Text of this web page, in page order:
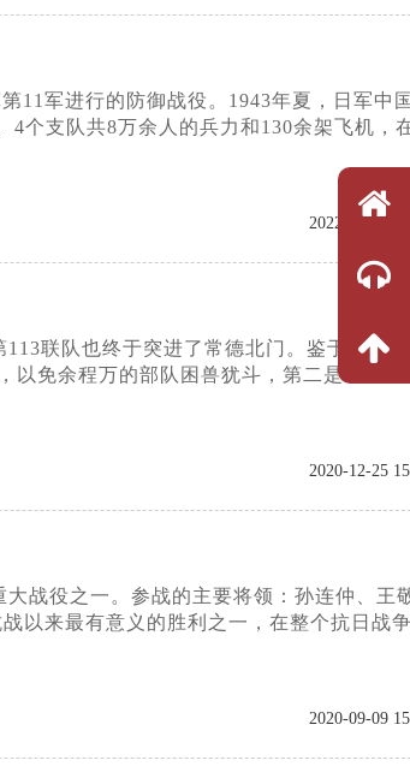
11军进行的防御战役。1943年夏，日军中
个支队共8万余人的兵力和130余架飞机，
2022-02-15
联队也终于突进了常德北门。鉴于攻城
以免余程万的部队困兽犹斗，第二是：烧毁
2020-12-25
战役之一。参战的主要将领：孙连仲、王
以来最有意义的胜利之一，在整个抗日战
2020-09-09